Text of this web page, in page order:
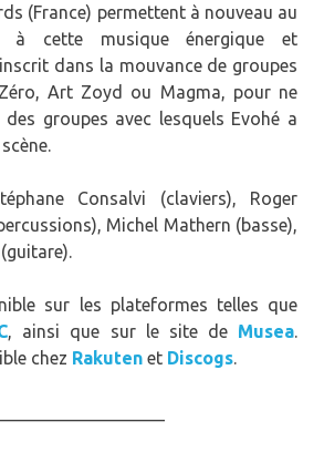
(France) permettent à nouveau au
à cette musique énergique et
dans la mouvance de groupes
Art Zoyd ou Magma, pour ne
groupes avec lesquels Evohé a
Consalvi (claviers), Roger
Michel Mathern (basse),
sur les plateformes telles que
, ainsi que sur le site de Musea.
chez Rakuten et Discogs.